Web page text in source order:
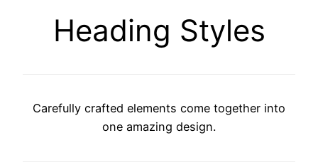
Heading Styles
Carefully crafted elements come together into
one amazing design.